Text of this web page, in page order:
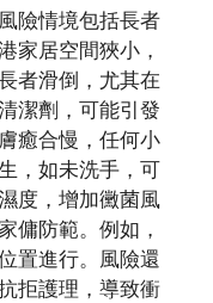
險情境包括長者
家居空間狹小，
者滑倒，尤其在
潔劑，可能引發
癒合慢，任何小
，如未洗手，可
度，增加黴菌風
傭防範。例如，
置進行。風險還
拒護理，導致衝